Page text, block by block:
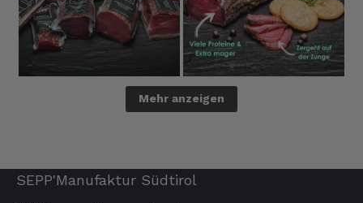
Mehr anzeigen
SEPP'Manufaktur Südtirol